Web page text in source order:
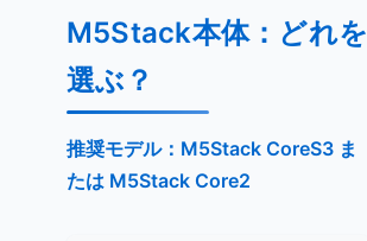
M5Stack本体：どれを
選ぶ？
推奨モデル：M5Stack CoreS3 ま
たは M5Stack Core2